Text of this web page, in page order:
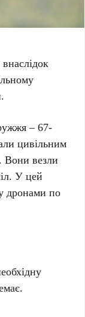
– 67-
цивільним
Вони везли
У цей
дронами по